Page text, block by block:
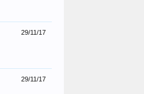
29/11/17
29/11/17